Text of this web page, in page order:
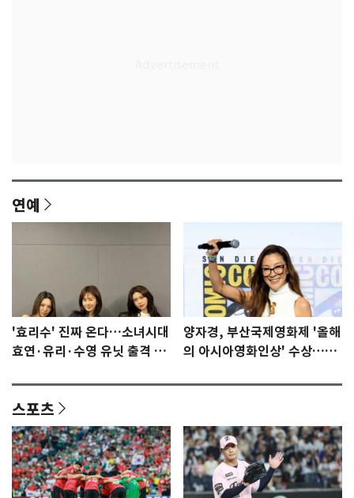
연예
'효리수' 진짜 온다…소녀시대
효연·유리·수영 유닛 출격 [N
양자경, 부산국제영화제 '올해
의 아시아영화인상' 수상…15
스포츠